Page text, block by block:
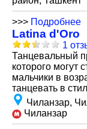
>>> Подробнее
Latina d'Oro
1
Танцевальный
которого могут
мальчики в
танцевать в
Чиланзар,
Чиланзар